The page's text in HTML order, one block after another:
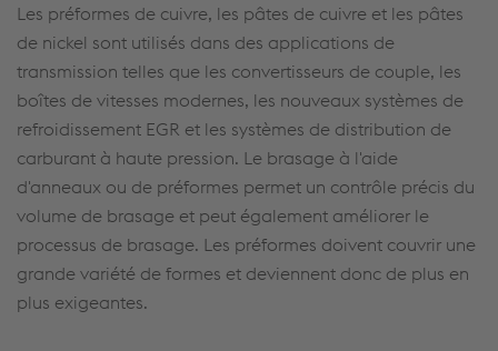
Les préformes de cuivre, les pâtes de cuivre et les pâtes
de nickel sont utilisés dans des applications de
transmission telles que les convertisseurs de couple, les
boîtes de vitesses modernes, les nouveaux systèmes de
refroidissement EGR et les systèmes de distribution de
carburant à haute pression. Le brasage à l'aide
d'anneaux ou de préformes permet un contrôle précis du
volume de brasage et peut également améliorer le
processus de brasage. Les préformes doivent couvrir une
grande variété de formes et deviennent donc de plus en
plus exigeantes.